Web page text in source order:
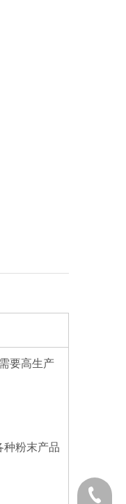
要高生产
粉末产品
0577-